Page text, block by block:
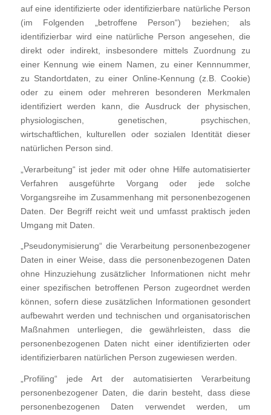
auf eine identifizierte oder identifizierbare natürliche Person
(im Folgenden „betroffene Person“) beziehen; als
identifizierbar wird eine natürliche Person angesehen, die
direkt oder indirekt, insbesondere mittels Zuordnung zu
einer Kennung wie einem Namen, zu einer Kennnummer,
zu Standortdaten, zu einer Online-Kennung (z.B. Cookie)
oder zu einem oder mehreren besonderen Merkmalen
identifiziert werden kann, die Ausdruck der physischen,
physiologischen, genetischen, psychischen,
wirtschaftlichen, kulturellen oder sozialen Identität dieser
natürlichen Person sind.
„Verarbeitung“ ist jeder mit oder ohne Hilfe automatisierter
Verfahren ausgeführte Vorgang oder jede solche
Vorgangsreihe im Zusammenhang mit personenbezogenen
Daten. Der Begriff reicht weit und umfasst praktisch jeden
Umgang mit Daten.
„Pseudonymisierung“ die Verarbeitung personenbezogener
Daten in einer Weise, dass die personenbezogenen Daten
ohne Hinzuziehung zusätzlicher Informationen nicht mehr
einer spezifischen betroffenen Person zugeordnet werden
können, sofern diese zusätzlichen Informationen gesondert
aufbewahrt werden und technischen und organisatorischen
Maßnahmen unterliegen, die gewährleisten, dass die
personenbezogenen Daten nicht einer identifizierten oder
identifizierbaren natürlichen Person zugewiesen werden.
„Profiling“ jede Art der automatisierten Verarbeitung
personenbezogener Daten, die darin besteht, dass diese
personenbezogenen Daten verwendet werden, um